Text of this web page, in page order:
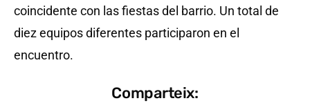
coincidente con las fiestas del barrio. Un total de
diez equipos diferentes participaron en el
encuentro.
Comparteix: